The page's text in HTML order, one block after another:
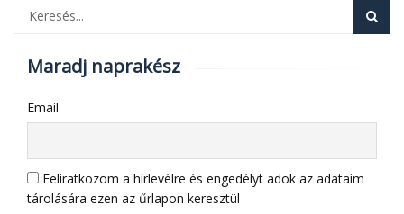
Maradj naprakész
Email
Feliratkozom a hírlevélre és engedélyt adok az adataim
tárolására ezen az űrlapon keresztül